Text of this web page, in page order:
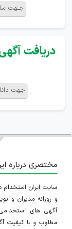
جـهت
دریافت
جهت
مختصری درباره
و روزانه مدیران و
آگهی های
مطلوب و با کیفیت